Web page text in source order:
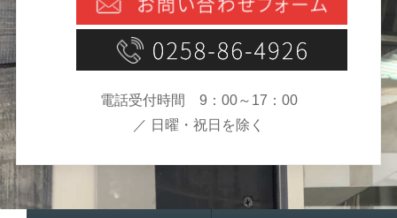
電話受付時間 9：00～17：00
／ 日曜・祝日を除く